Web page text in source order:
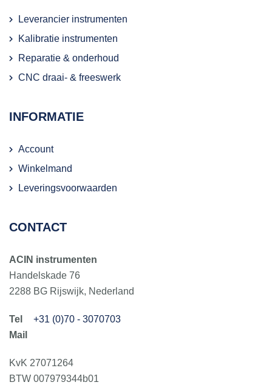
Leverancier instrumenten
Kalibratie instrumenten
Reparatie & onderhoud
CNC draai- & freeswerk
INFORMATIE
Account
Winkelmand
Leveringsvoorwaarden
CONTACT
ACIN instrumenten
Handelskade 76
2288 BG Rijswijk, Nederland
+31 (0)70 - 3070703
KvK 27071264
BTW 007979344b01